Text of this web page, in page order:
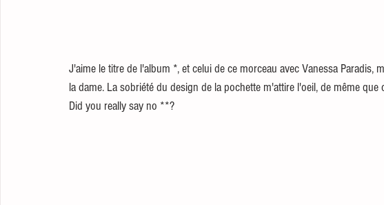
J'aime le titre de l'album *, et celui de ce morceau avec Vanessa Paradis,
la dame. La sobriété du design de la pochette m'attire l'oeil, de même
Did you really say no **?